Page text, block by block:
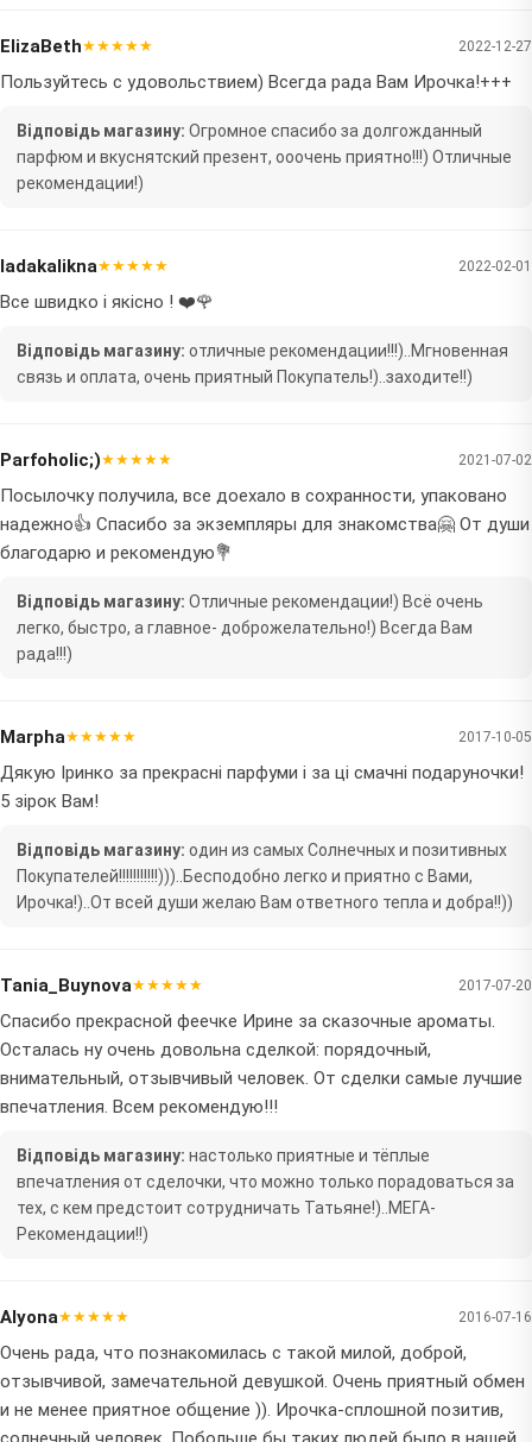
ElizaBeth★★★★★ 2022-12-27
Пользуйтесь с удовольствием) Всегда рада Вам Ирочка!+++
Відповідь магазину: Огромное спасибо за долгожданный
парфюм и вкуснятский презент, ооочень приятно!!!) Отличные
рекомендации!)
ladakalikna★★★★★ 2022-02-01
Все швидко і якісно ! ❤️🌹
Відповідь магазину: отличные рекомендации!!!)..Мгновенная
связь и оплата, очень приятный Покупатель!)..заходите!!)
Parfoholic;)★★★★★ 2021-07-02
Посылочку получила, все доехало в сохранности, упаковано
надежно👍 Спасибо за экземпляры для знакомства🤗 От души
благодарю и рекомендую💐
Відповідь магазину: Отличные рекомендации!) Всё очень
легко, быстро, а главное- доброжелательно!) Всегда Вам
рада!!!)
Marpha★★★★★ 2017-10-05
Дякую Іринко за прекрасні парфуми і за ці смачні подаруночки!
5 зірок Вам!
Відповідь магазину: один из самых Солнечных и позитивных
Покупателей!!!!!!!!!!!)))..Бесподобно легко и приятно с Вами,
Ирочка!)..От всей души желаю Вам ответного тепла и добра!!))
Tania_Buynova★★★★★ 2017-07-20
Спасибо прекрасной феечке Ирине за сказочные ароматы.
Осталась ну очень довольна сделкой: порядочный,
внимательный, отзывчивый человек. От сделки самые лучшие
впечатления. Всем рекомендую!!!
Відповідь магазину: настолько приятные и тёплые
впечатления от сделочки, что можно только порадоваться за
тех, с кем предстоит сотрудничать Татьяне!)..МЕГА-
Рекомендации!!)
Alуоna★★★★★ 2016-07-16
Очень рада, что познакомилась с такой милой, доброй,
отзывчивой, замечательной девушкой. Очень приятный обмен
и не менее приятное общение )). Ирочка-сплошной позитив,